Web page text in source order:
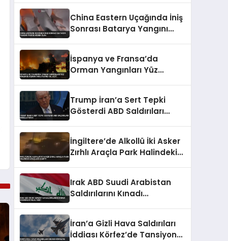
China Eastern Uçağında İniş
Sonrası Batarya Yangını
İspanya ve Fransa’da
Orman Yangınları Yüz
Trump İran’a Sert Tepki
Gösterdi ABD Saldırıları
İngiltere’de Alkollü İki Asker
Zırhlı Araçla Park Halindeki
Irak ABD Suudi Arabistan
Saldırılarını Kınadı
İran’a Gizli Hava Saldırıları
İddiası Körfez’de Tansiyonu